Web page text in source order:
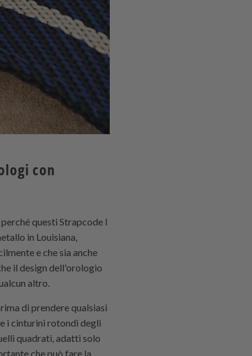
con
questi Strapcode I
in Louisiana,
e che sia anche
il design dell'orologio
altro.
di prendere qualsiasi
i cinturini rotondi degli
quadrati, adatti solo
che può fare la